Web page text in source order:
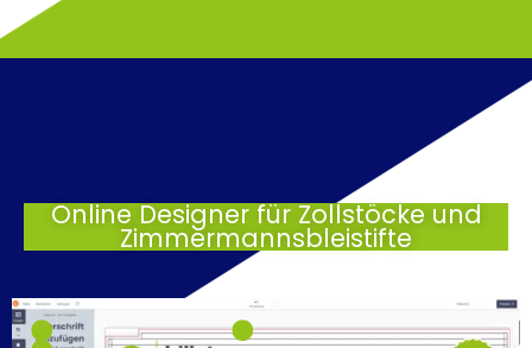
Online Designer für Zollstöcke und
Zimmermannsbleistifte